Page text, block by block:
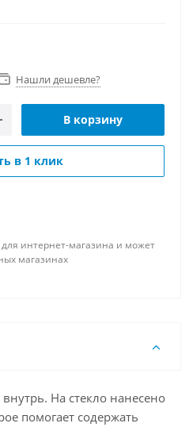
Нашли дешевле?
В корзину
в 1 клик
интернет-магазина и может
магазинах
На стекло нанесено
помогает содержать